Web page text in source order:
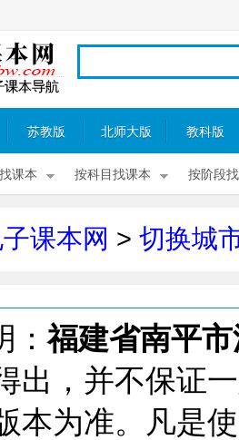
苏教版 北师大版 教科版
课本 按科目找课本 按阶段
课本网 > 切换城
：福建省南平
出，并不保证
本为准。凡是